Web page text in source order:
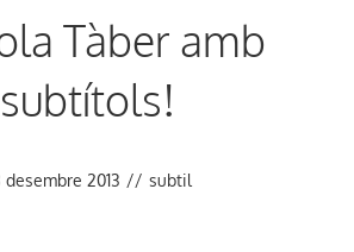
Tàber amb
subtítols!
desembre 2013 // subtil